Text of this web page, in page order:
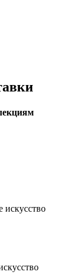
искусство